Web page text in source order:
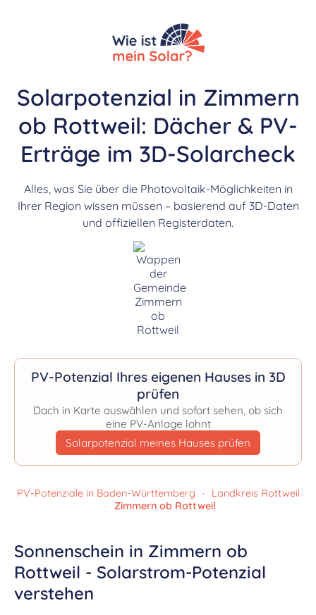
Solarpotenzial in Zimmern
ob Rottweil: Dächer & PV-
Erträge im 3D-Solarcheck
Alles, was Sie über die Photovoltaik-Möglichkeiten in
Ihrer Region wissen müssen – basierend auf 3D-Daten
und offiziellen Registerdaten.
PV-Potenzial Ihres eigenen Hauses in 3D
prüfen
Dach in Karte auswählen und sofort sehen, ob sich
eine PV-Anlage lohnt
Solarpotenzial meines Hauses prüfen
PV-Potenziale in Baden-Württemberg ·
Landkreis Rottweil
·
Zimmern ob Rottweil
Sonnenschein in Zimmern ob
Rottweil - Solarstrom-Potenzial
verstehen